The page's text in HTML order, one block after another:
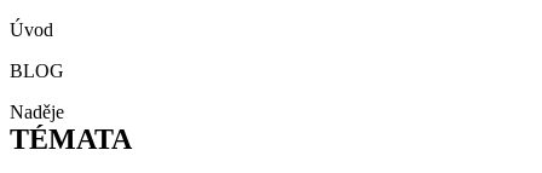
Úvod
BLOG
Naděje
TÉMATA